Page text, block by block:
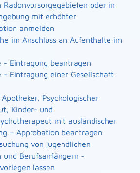
Radonvorsorgegebieten oder in
mit erhöhter
anmelden
im Anschluss an Aufenthalte im
- Eintragung beantragen
- Eintragung einer Gesellschaft
Psychologischer
Kinder- und
mit ausländischer
– Approbation beantragen
von jugendlichen
und Berufsanfängern -
lassen